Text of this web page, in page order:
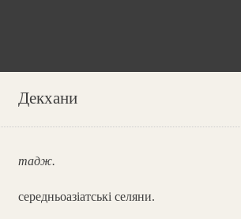
Декхани
тадж.
середньоазіатські селяни.